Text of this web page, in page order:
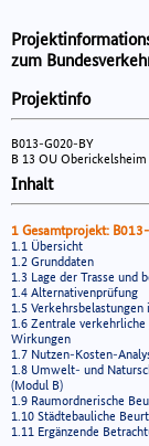
zum
Projektinfo
B013-G020-BY
B 13 OU Oberickelsheim
Inhalt
1 Gesamtprojekt:
1.1 Übersicht
1.2 Grunddaten
1.3 Lage der Trasse und
1.4 Alternativenprüfung
1.5
1.6 Zentrale
Wirkungen
1.7 Nutzen-Kosten-
1.8 Umwelt- und
(Modul B)
1.9 Raumordnerische
1.10 Städtebauliche
1.11 Ergänzende